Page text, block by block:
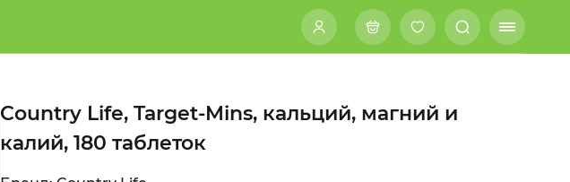
Country Life, Target-Mins, кальций, магний и
калий, 180 таблеток